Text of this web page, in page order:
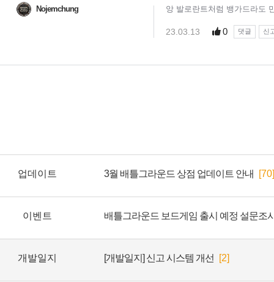
업데이트 3월 배틀그라운드 상점 업데이트 안내 [70]
이벤트
개발일지 [개발일지] 신고 시스템 개선 [2]